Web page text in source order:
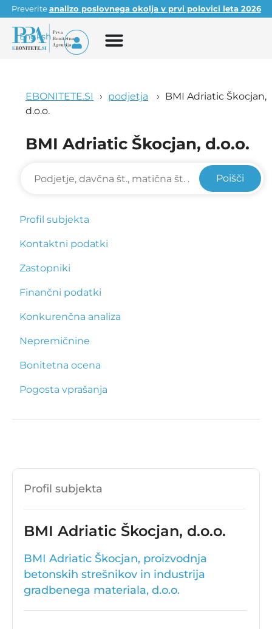
Preveriteanalizo poslovnega okolja v prvi polovici leta 2026
English
EBONITETE.SI podjetja
BMI Adriatic Škocjan,
d.o.o.
BMI Adriatic Škocjan, d.o.o.
Poišči
Profil subjekta
Kontaktni podatki
Zastopniki
Finančni podatki
Konkurenčna analiza
Nepremičnine
Bonitetna ocena
Pogosta vprašanja
Profil subjekta
BMI Adriatic Škocjan, d.o.o.
BMI Adriatic Škocjan, proizvodnja
betonskih strešnikov in industrija
gradbenega materiala, d.o.o.